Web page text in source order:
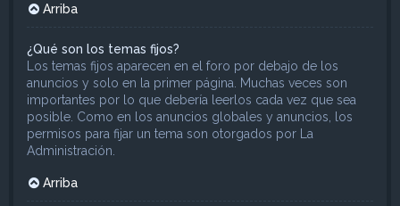
Arriba
¿Qué son los temas fijos?
Los temas fijos aparecen en el foro por debajo de los
anuncios y solo en la primer página. Muchas veces son
importantes por lo que debería leerlos cada vez que sea
posible. Como en los anuncios globales y anuncios, los
permisos para fijar un tema son otorgados por La
Administración.
Arriba